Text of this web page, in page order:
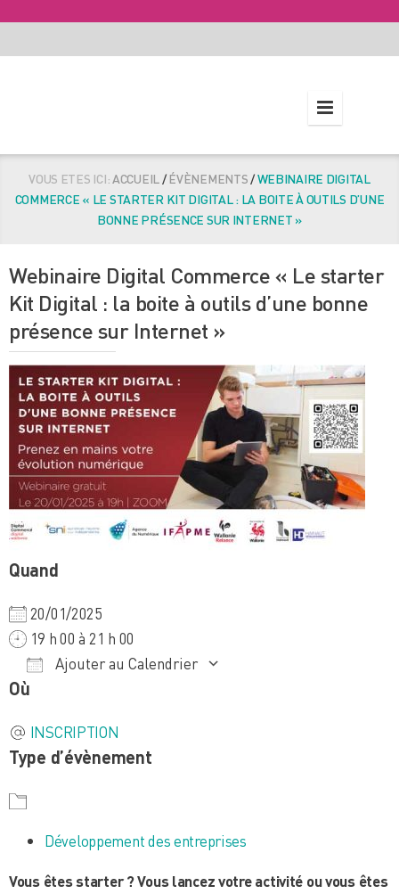
VOUS ETES ICI:ACCUEIL/ÉVÈNEMENTS/WEBINAIRE DIGITAL
COMMERCE « LE STARTER KIT DIGITAL : LA BOITE À OUTILS D’UNE
BONNE PRÉSENCE SUR INTERNET »
Webinaire Digital Commerce « Le starter
Kit Digital : la boite à outils d’une bonne
présence sur Internet »
Quand
20/01/2025
19 h 00 à 21 h 00
Ajouter au Calendrier
Où
INSCRIPTION
Type d’évènement
Développement des entreprises
Vous êtes starter ? Vous lancez votre activité ou vous êtes